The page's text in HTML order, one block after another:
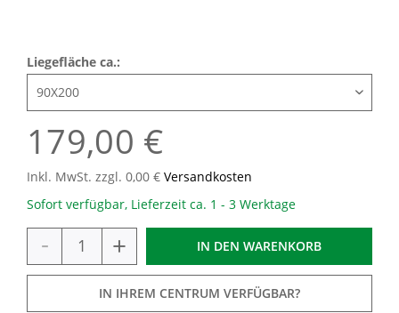
179,00 €
Inkl. MwSt. zzgl. 0,00 € Versandkosten
Sofort verfügbar, Lieferzeit ca. 1 - 3 Werktage
Liegefläche ca.:
- + IN DEN WARENKORB
IN IHREM CENTRUM VERFÜGBAR?